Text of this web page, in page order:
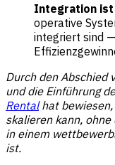
Integration
operative
integriert sind
Durch den Abschied
und die Einführung
Rental hat
skalieren kann,
in einem
ist.